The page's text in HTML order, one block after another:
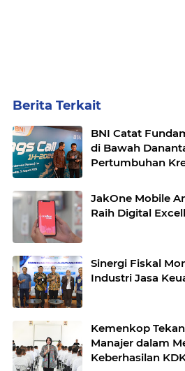
Berita Terkait
BNI Catat
di Bawah Danantara,
Pertumbuhan
JakOne Mobile
Raih Digital
Sinergi Fiskal
Industri Jasa
Kemenkop
Manajer dalam
Keberhasilan